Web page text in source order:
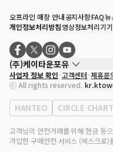
오프라인 매장 안내공지사항FAQ뉴
개인정보처리방침영상정보처리기
(주)케이타운포유
대표자
송효민
사업자등록번호
120-87-
통신판매업 신고번호 제2011-서울
대표전화
02-552-9855
사업자 정보 확인 고객센터 제휴문
ⓒ All rights reserved.
HANTEO CIRCLE CHART
고객님의 안전거래를 위해 현금 등
가입한 구매안전 서비스 (에스크로)